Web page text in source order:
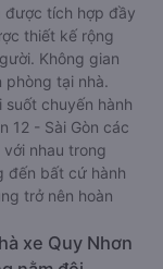
được tích hợp đầy
thiết kế rộng
Không gian
tại nhà.
chuyến hành
12 - Sài Gòn các
nhau trong
đến bất cứ hành
trở nên hoàn
xe Quy Nhơn